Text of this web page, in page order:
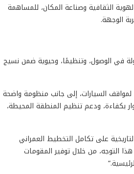
الثقافية وصناعة المكان، للمساهمة
الوجهة.
في الوصول، وتنظيمًا، وحيوية ضمن نسيج
السيارات، إلى جانب منظومة واضحة
بكفاءة، ودعم تنظيم المنطقة المحيطة،
على تكامل التخطيط العمراني
التوجه، من خلال توفير المقومات